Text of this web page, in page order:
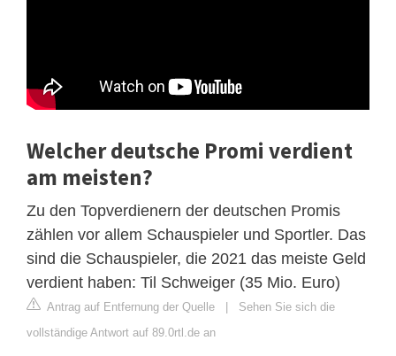
Welcher deutsche Promi verdient
am meisten?
Zu den Topverdienern der deutschen Promis
zählen vor allem Schauspieler und Sportler. Das
sind die Schauspieler, die 2021 das meiste Geld
verdient haben: Til Schweiger (35 Mio. Euro)
Antrag auf Entfernung der Quelle | Sehen Sie sich die
vollständige Antwort auf 89.0rtl.de an